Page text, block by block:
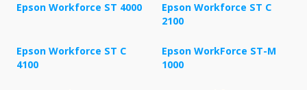
Epson Workforce ST 4000
Epson Workforce ST C
2100
Epson Workforce ST C
4100
Epson WorkForce ST-M
1000